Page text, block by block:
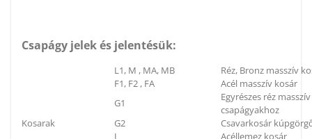
Csapágy jelek és jelentésük:
Kosarak
L1, M , MA, MB
Réz, Bronz masszív
F1, F2 , FA
Acél masszív kosár
G1
Egyrészes réz
csapágyakhoz
G2
Csavarkosár
J
Acéllemez kosár